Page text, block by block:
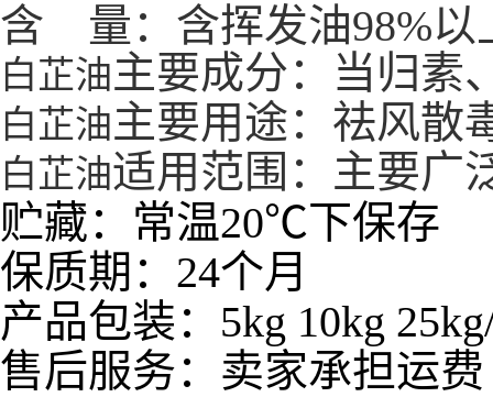
含 量：含挥发油98%
白芷油主要成分：当归素
白芷油主要用途：祛风散
白芷油适用范围：主要广
贮藏：常温20℃下保存
保质期：24个月
产品包装：5kg 10kg
售后服务：卖家承担运